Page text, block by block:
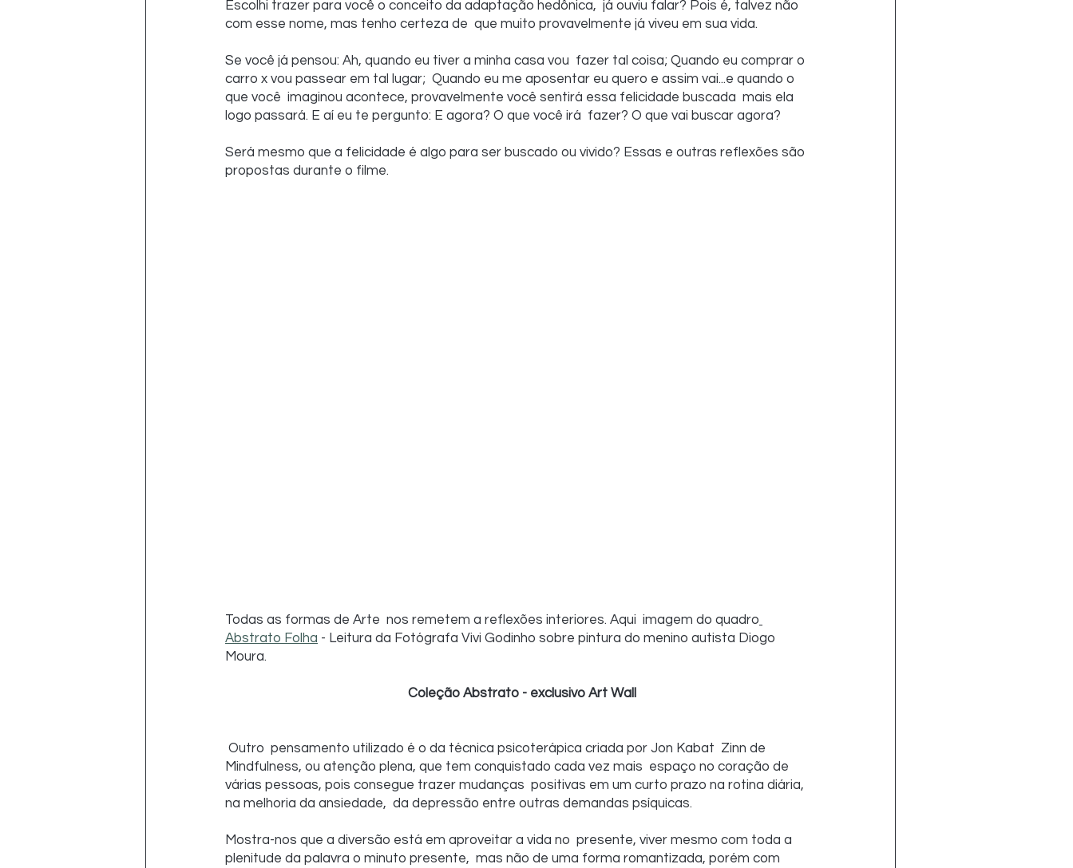
Escolhi trazer para você o conceito da adaptação hedônica,  já ouviu falar? Pois é, talvez não
com esse nome, mas tenho certeza de  que muito provavelmente já viveu em sua vida.
Se você já pensou: Ah, quando eu tiver a minha casa vou  fazer tal coisa; Quando eu comprar o
carro x vou passear em tal lugar;  Quando eu me aposentar eu quero e assim vai...e quando o
que você  imaginou acontece, provavelmente você sentirá essa felicidade buscada  mais ela
logo passará. E aí eu te pergunto: E agora? O que você irá  fazer? O que vai buscar agora?
Será mesmo que a felicidade é algo para ser buscado ou vivido? Essas e outras reflexões são
propostas durante o filme.
Todas as formas de Arte  nos remetem a reflexões interiores. Aqui  imagem do quadro
Abstrato Folha - Leitura da Fotógrafa Vivi Godinho sobre pintura do menino autista Diogo
Moura.
Coleção Abstrato - exclusivo Art Wall
Mindfulness, ou atenção plena, que tem conquistado cada vez mais  espaço no coração de
várias pessoas, pois consegue trazer mudanças  positivas em um curto prazo na rotina diária,
na melhoria da ansiedade,  da depressão entre outras demandas psíquicas.
Mostra-nos que a diversão está em aproveitar a vida no  presente, viver mesmo com toda a
plenitude da palavra o minuto presente,  mas não de uma forma romantizada, porém com